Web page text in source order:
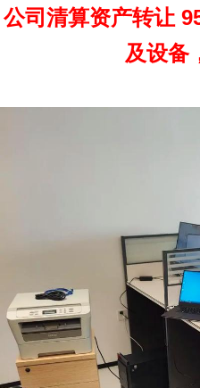
公司清算资产转让
及设备